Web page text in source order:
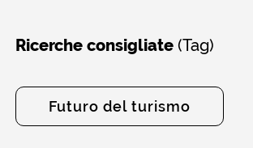
Ricerche consigliate(Tag)
Futuro del turismo